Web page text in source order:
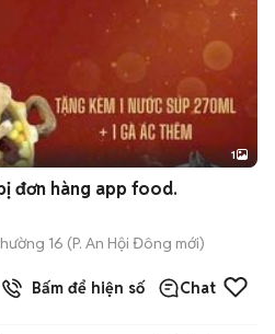
1
đơn hàng app food.
16 (P. An Hội Đông mới)
Bấm để hiện số Chat